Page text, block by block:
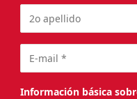
Información básica